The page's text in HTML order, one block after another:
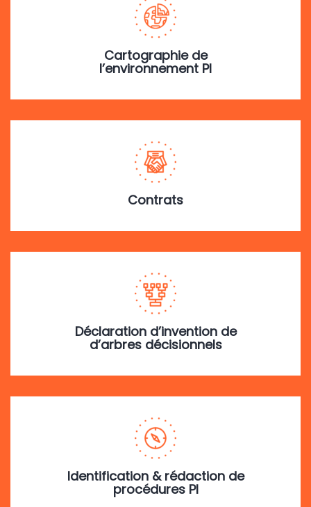
Cartographie de
l’environnement PI
Contrats
Déclaration d’invention de
d’arbres décisionnels
Identification & rédaction de
procédures PI